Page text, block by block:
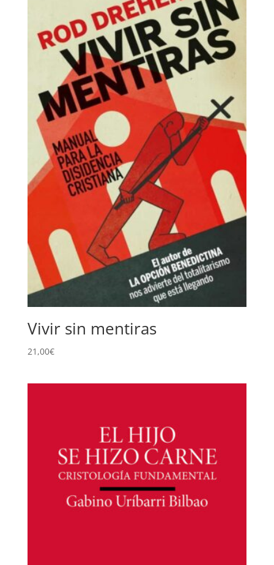
Vivir sin mentiras
21,00€